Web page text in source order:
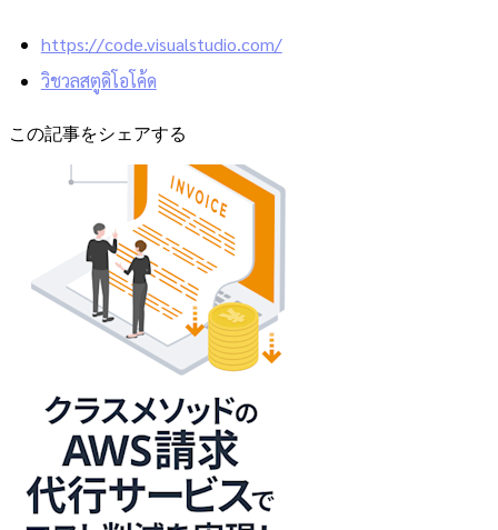
https://code.visualstudio.com/
วิชวลสตูดิโอโค้ด
この記事をシェアする